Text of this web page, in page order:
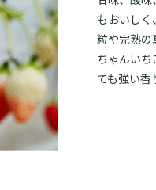
もおいしく
粒や完熟の
ちゃんい
ても強い香